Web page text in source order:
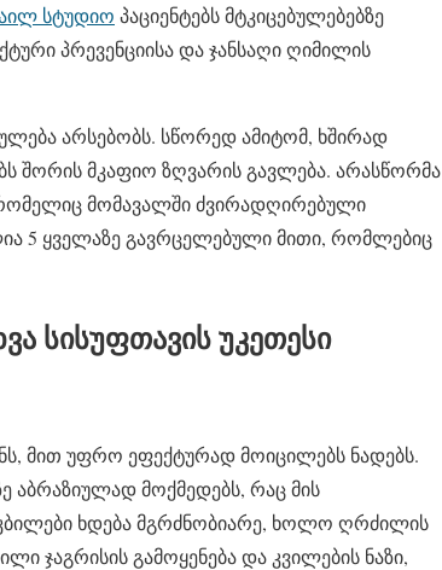
სტუდიო პაციენტებს მტკიცებულებებზე
პრევენციისა და ჯანსაღი ღიმილის
არსებობს. სწორედ ამიტომ, ხშირად
შორის მკაფიო ზღვარის გავლება. არასწორმა
მომავალში ძვირადღირებული
5 ყველაზე გავრცელებული მითი, რომლებიც
სისუფთავის უკეთესი
მით უფრო ეფექტურად მოიცილებს ნადებს.
აბრაზიულად მოქმედებს, რაც მის
ხდება მგრძნობიარე, ხოლო ღრძილის
ჯაგრისის გამოყენება და კვილების ნაზი,